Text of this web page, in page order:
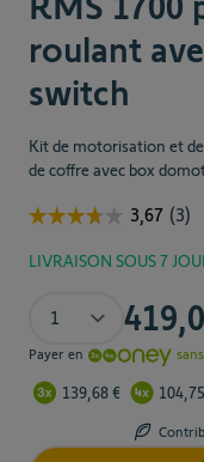
roulant
switch
Kit de motorisation et
de coffre avec box
LIVRAISON SOUS 7
The price depends
Payer en
139,68 €